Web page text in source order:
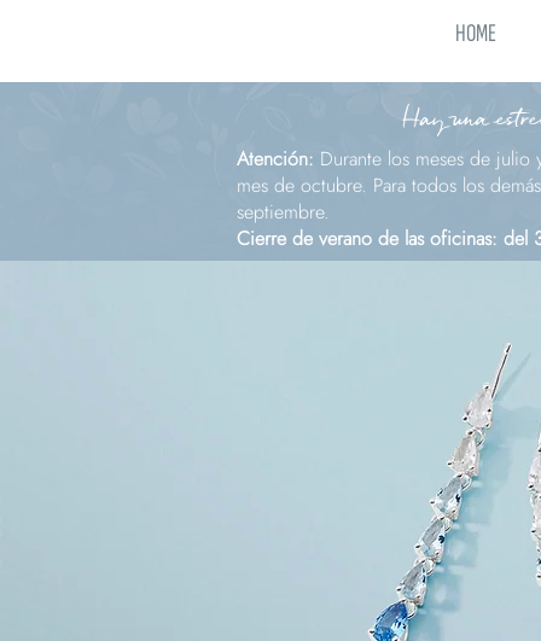
HOME
Hay una
Atención: Durante los meses de julio
mes de octubre. Para todos los
septiembre.
Cierre de verano de las oficinas: